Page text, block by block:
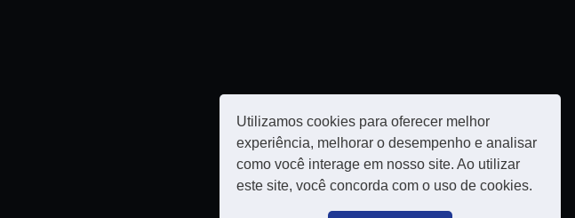
Utilizamos cookies para oferecer melhor
experiência, melhorar o desempenho e analisar
como você interage em nosso site. Ao utilizar
este site, você concorda com o uso de cookies.